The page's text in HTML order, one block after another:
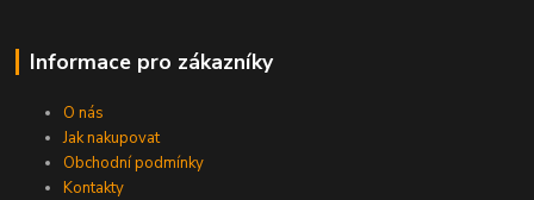
Informace pro zákazníky
O nás
Jak nakupovat
Obchodní podmínky
Kontakty